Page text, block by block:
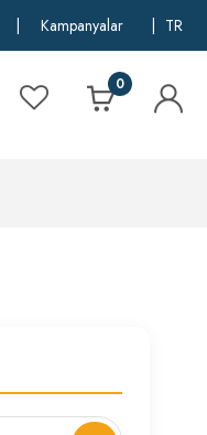
Kampanyalar TR
0